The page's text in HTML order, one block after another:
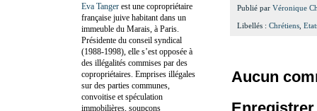
Publié par Véronique
Libellés : Chrétiens
Aucun
Eva Tanger est une copropriétaire
française juive habitant dans un
immeuble du Marais, à Paris.
Présidente du conseil syndical
(1988-1998), elle s’est opposée à
des illégalités commises par des
copropriétaires. Emprises illégales
sur des parties communes,
convoitise et spéculation
immobilières, soupçons